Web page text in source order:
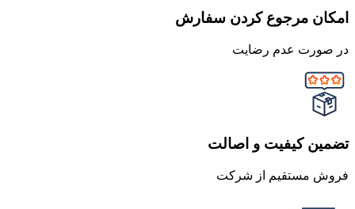
امکان مرجوع کردن سفارش
در صورت عدم رضایت
تضمین کیفیت و اصالت
فروش مستقیم از شرکت